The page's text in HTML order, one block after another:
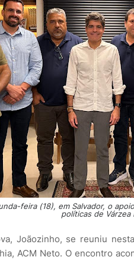
feira (18), em Salvador, o
políticas de Várzea
Joãozinho, se reuniu
ACM Neto. O encontro